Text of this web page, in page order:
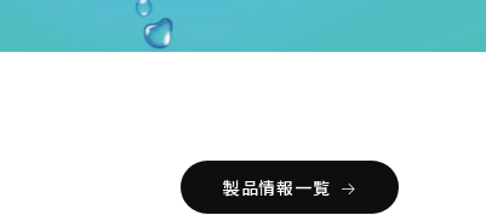
製品情報一覧